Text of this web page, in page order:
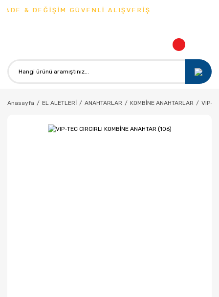
& DEĞİŞİM GÜVENLİ ALIŞVERİŞ
Anasayfa EL ALETLERİ ANAHTARLAR KOMBİNE ANAHTARLAR VIP-